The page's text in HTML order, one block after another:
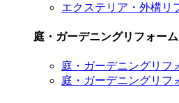
エクステリア・外構リ
庭・ガーデニングリフォーム
庭・ガーデニングリフ
庭・ガーデニングリフ